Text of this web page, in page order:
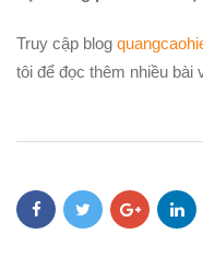
Truy cập blog
tôi để đọc thêm nhiều bài